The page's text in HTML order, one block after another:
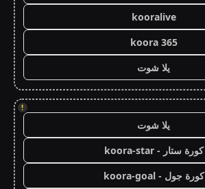
kooralive
koora 365
يلا شوت
!
يلا شوت
كورة ستار - koora-star
كورة جول - koora-goal